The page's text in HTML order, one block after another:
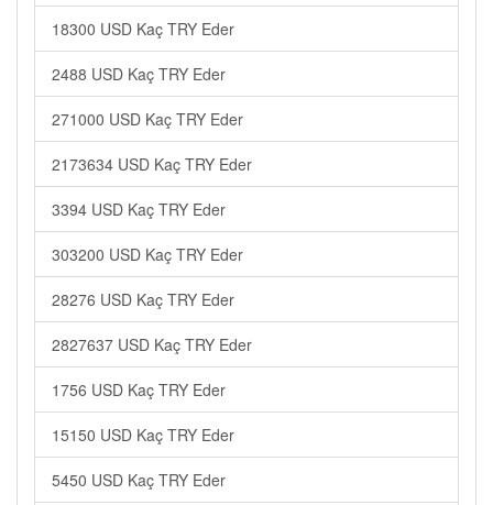
18300 USD Kaç TRY Eder
2488 USD Kaç TRY Eder
271000 USD Kaç TRY Eder
2173634 USD Kaç TRY Eder
3394 USD Kaç TRY Eder
303200 USD Kaç TRY Eder
28276 USD Kaç TRY Eder
2827637 USD Kaç TRY Eder
1756 USD Kaç TRY Eder
15150 USD Kaç TRY Eder
5450 USD Kaç TRY Eder